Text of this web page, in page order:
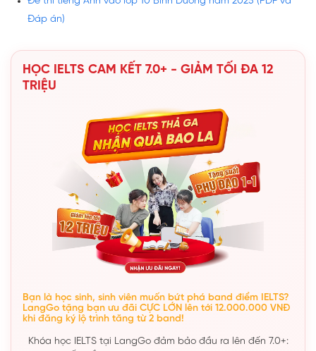
Đáp án)
HỌC IELTS CAM KẾT 7.0+ - GIẢM TỐI ĐA 12
TRIỆU
Bạn là học sinh, sinh viên muốn bứt phá band điểm IELTS?
LangGo tặng bạn ưu đãi CỰC LỚN lên tới 12.000.000 VNĐ
khi đăng ký lộ trình tăng từ 2 band!
Khóa học IELTS tại LangGo đảm bảo đầu ra lên đến 7.0+: